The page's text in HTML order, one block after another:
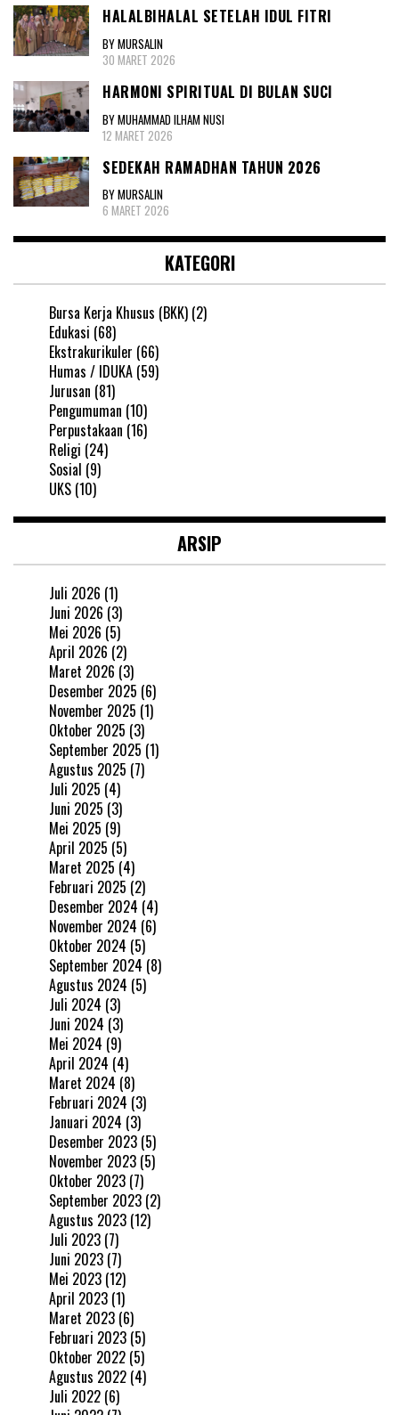
HALALBIHALAL SETELAH IDUL FITRI
BY MURSALIN
30 MARET 2026
HARMONI SPIRITUAL DI BULAN SUCI
BY MUHAMMAD ILHAM NUSI
12 MARET 2026
SEDEKAH RAMADHAN TAHUN 2026
BY MURSALIN
6 MARET 2026
KATEGORI
Bursa Kerja Khusus (BKK) (2)
Edukasi (68)
Ekstrakurikuler (66)
Humas / IDUKA (59)
Jurusan (81)
Pengumuman (10)
Perpustakaan (16)
Religi (24)
Sosial (9)
UKS (10)
ARSIP
Juli 2026 (1)
Juni 2026 (3)
Mei 2026 (5)
April 2026 (2)
Maret 2026 (3)
Desember 2025 (6)
November 2025 (1)
Oktober 2025 (3)
September 2025 (1)
Agustus 2025 (7)
Juli 2025 (4)
Juni 2025 (3)
Mei 2025 (9)
April 2025 (5)
Maret 2025 (4)
Februari 2025 (2)
Desember 2024 (4)
November 2024 (6)
Oktober 2024 (5)
September 2024 (8)
Agustus 2024 (5)
Juli 2024 (3)
Juni 2024 (3)
Mei 2024 (9)
April 2024 (4)
Maret 2024 (8)
Februari 2024 (3)
Januari 2024 (3)
Desember 2023 (5)
November 2023 (5)
Oktober 2023 (7)
September 2023 (2)
Agustus 2023 (12)
Juli 2023 (7)
Juni 2023 (7)
Mei 2023 (12)
April 2023 (1)
Maret 2023 (6)
Februari 2023 (5)
Oktober 2022 (5)
Agustus 2022 (4)
Juli 2022 (6)